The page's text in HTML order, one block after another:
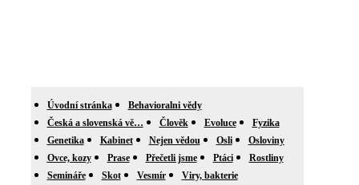
Úvodní stránka
Behavioralni vědy
Česká a slovenská vě…
Člověk Evoluce
Fyzika
Genetika
Kabinet Nejen vědou Osli
Osloviny
Ovce, kozy
Prase Přečetli jsme Ptáci
Rostliny
Semináře
Skot Vesmír
Viry, bakterie